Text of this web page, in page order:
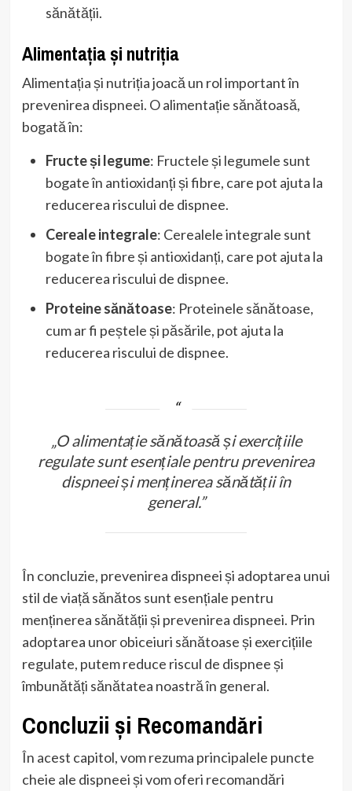
sănătății.
Alimentația și nutriția
Alimentația și nutriția joacă un rol important în
prevenirea dispneei. O alimentație sănătoasă,
bogată în:
Fructe și legume: Fructele și legumele sunt
bogate în antioxidanți și fibre, care pot ajuta la
reducerea riscului de dispnee.
Cereale integrale: Cerealele integrale sunt
bogate în fibre și antioxidanți, care pot ajuta la
reducerea riscului de dispnee.
Proteine sănătoase: Proteinele sănătoase,
cum ar fi peștele și păsările, pot ajuta la
reducerea riscului de dispnee.
„O alimentație sănătoasă și exercițiile
regulate sunt esențiale pentru prevenirea
dispneei și menținerea sănătății în
general.”
În concluzie, prevenirea dispneei și adoptarea unui
stil de viață sănătos sunt esențiale pentru
menținerea sănătății și prevenirea dispneei. Prin
adoptarea unor obiceiuri sănătoase și exercițiile
regulate, putem reduce riscul de dispnee și
îmbunătăți sănătatea noastră în general.
Concluzii și Recomandări
În acest capitol, vom rezuma principalele puncte
cheie ale dispneei și vom oferi recomandări